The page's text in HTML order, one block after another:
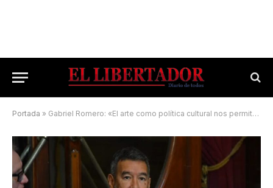
Portada » Gabriel Romero: «El arte como política cultural nos permite hacer ciudad»